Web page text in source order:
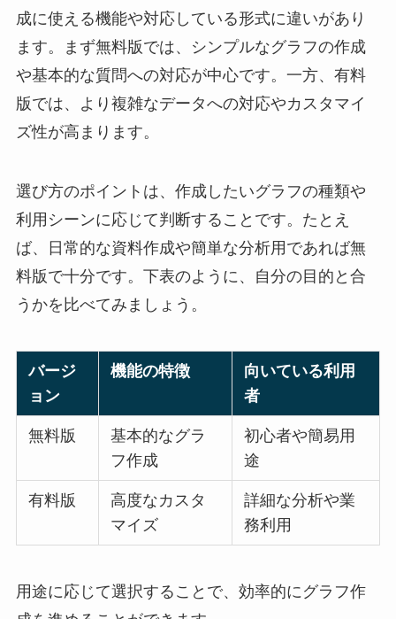
成に使える機能や対応している形式に違いがあり
ます。まず無料版では、シンプルなグラフの作成
や基本的な質問への対応が中心です。一方、有料
版では、より複雑なデータへの対応やカスタマイ
ズ性が高まります。
選び方のポイントは、作成したいグラフの種類や
利用シーンに応じて判断することです。たとえ
ば、日常的な資料作成や簡単な分析用であれば無
料版で十分です。下表のように、自分の目的と合
うかを比べてみましょう。
バージ
ョン
機能の特徴
向いている利用
者
無料版
基本的なグラ
フ作成
初心者や簡易用
途
有料版
高度なカスタ
マイズ
詳細な分析や業
務利用
用途に応じて選択することで、効率的にグラフ作